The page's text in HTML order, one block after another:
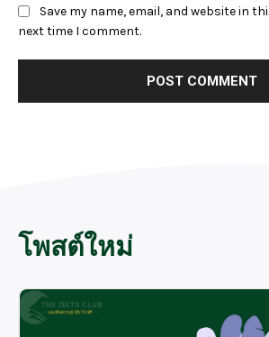
Save my name, email, and website in
next time I comment.
โพสต์ใหม่